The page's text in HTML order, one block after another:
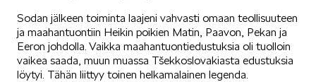
Sodan jälkeen toiminta laajeni vahvasti omaan teollisuuteen
ja maahantuontiin Heikin poikien Matin, Paavon, Pekan ja
Eeron johdolla. Vaikka maahantuontiedustuksia oli tuolloin
vaikea saada, muun muassa Tšekkoslovakiasta edustuksia
löytyi. Tähän liittyy toinen helkamalainen legenda.